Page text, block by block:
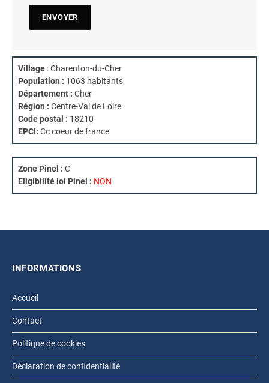
Village : Charenton-du-Cher
Population : 1063 habitants
Département : Cher
Région : Centre-Val de Loire
Code postal : 18210
EPCI: Cc coeur de france
Zone Pinel : C
Eligibilité loi Pinel : NON
INFORMATIONS
Accueil
Contact
Politique de cookies
Déclaration de confidentialité